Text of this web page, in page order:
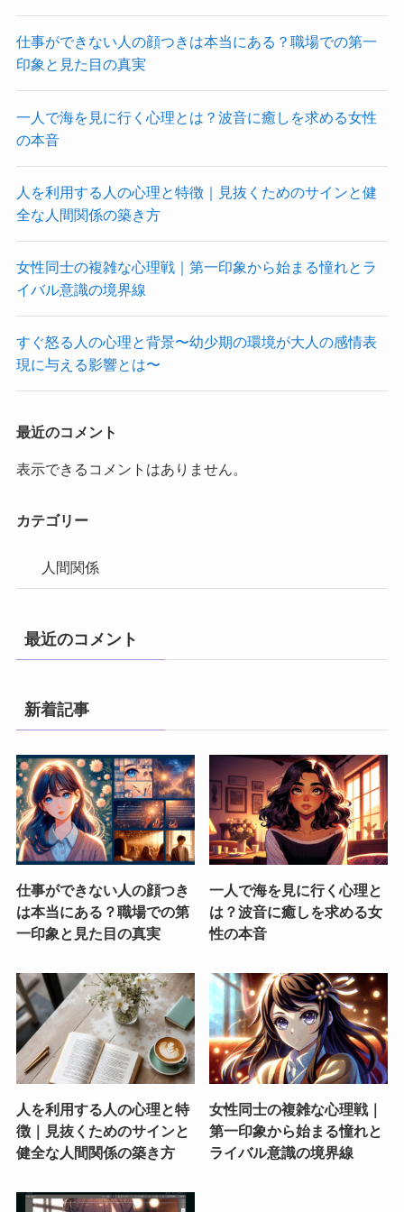
仕事ができない人の顔つきは本当にある？職場での第一
印象と見た目の真実
一人で海を見に行く心理とは？波音に癒しを求める女性
の本音
人を利用する人の心理と特徴｜見抜くためのサインと健
全な人間関係の築き方
女性同士の複雑な心理戦｜第一印象から始まる憧れとラ
イバル意識の境界線
すぐ怒る人の心理と背景〜幼少期の環境が大人の感情表
現に与える影響とは〜
最近のコメント
表示できるコメントはありません。
カテゴリー
人間関係
最近のコメント
新着記事
仕事ができない人の顔つき
は本当にある？職場での第
一印象と見た目の真実
一人で海を見に行く心理と
は？波音に癒しを求める女
性の本音
人を利用する人の心理と特
徴｜見抜くためのサインと
健全な人間関係の築き方
女性同士の複雑な心理戦｜
第一印象から始まる憧れと
ライバル意識の境界線